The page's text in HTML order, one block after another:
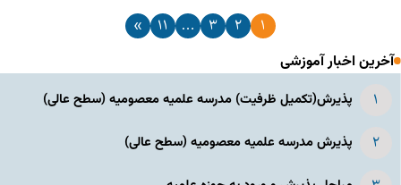
۱ ۲ ۳ … ۱۱ »
آخرین اخبار آموزشی
پذیرش(تکمیل ظرفیت) مدرسه علمیه معصومیه‌ (سطح عالی)
پذیرش مدرسه علمیه معصومیه‌ (سطح عالی)